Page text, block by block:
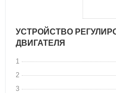
УСТРОЙСТВО
ДВИГАТЕЛЯ
1
2
3